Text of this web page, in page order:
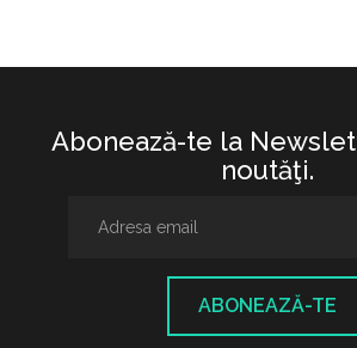
Abonează-te la
noutăţi.
ABONEAZĂ-TE